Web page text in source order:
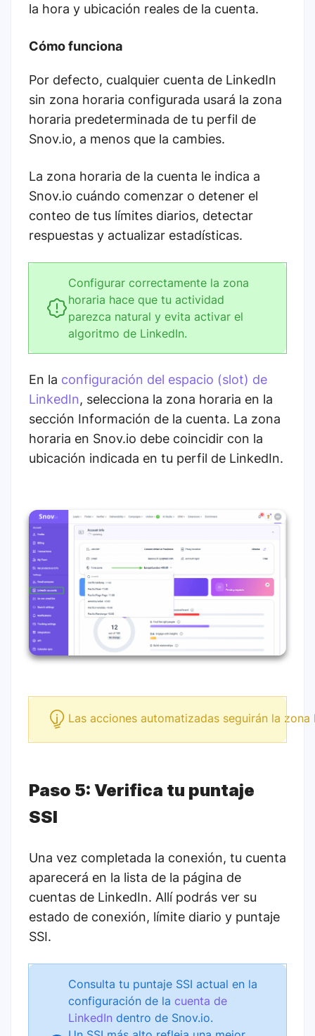
la hora y ubicación reales de la cuenta.
Cómo funciona
Por defecto, cualquier cuenta de LinkedIn
sin zona horaria configurada usará la zona
horaria predeterminada de tu perfil de
Snov.io, a menos que la cambies.
La zona horaria de la cuenta le indica a
Snov.io cuándo comenzar o detener el
conteo de tus límites diarios, detectar
respuestas y actualizar estadísticas.
Configurar correctamente la zona
horaria hace que tu actividad
parezca natural y evita activar el
algoritmo de LinkedIn.
En la configuración del espacio (slot) de
LinkedIn, selecciona la zona horaria en la
sección Información de la cuenta. La zona
horaria en Snov.io debe coincidir con la
ubicación indicada en tu perfil de LinkedIn.
Las acciones automatizadas seguirán la
Paso 5: Verifica tu puntaje
SSI
Una vez completada la conexión, tu cuenta
aparecerá en la lista de la página de
cuentas de LinkedIn. Allí podrás ver su
estado de conexión, límite diario y puntaje
SSI.
Consulta tu puntaje SSI actual en la
configuración de la cuenta de
LinkedIn dentro de Snov.io.